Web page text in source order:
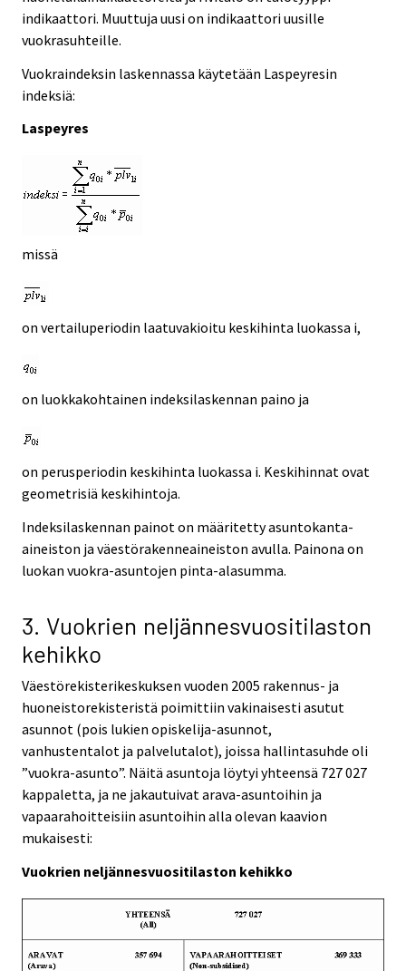
indikaattori. Muuttuja uusi on indikaattori uusille
vuokrasuhteille.
Vuokraindeksin laskennassa käytetään Laspeyresin
indeksiä:
Laspeyres
missä
on vertailuperiodin laatuvakioitu keskihinta luokassa i,
on luokkakohtainen indeksilaskennan paino ja
on perusperiodin keskihinta luokassa i. Keskihinnat ovat
geometrisiä keskihintoja.
Indeksilaskennan painot on määritetty asuntokanta-
aineiston ja väestörakenneaineiston avulla. Painona on
luokan vuokra-asuntojen pinta-alasumma.
3. Vuokrien neljännesvuositilaston
kehikko
Väestörekisterikeskuksen vuoden 2005 rakennus- ja
huoneistorekisteristä poimittiin vakinaisesti asutut
asunnot (pois lukien opiskelija-asunnot,
vanhustentalot ja palvelutalot), joissa hallintasuhde oli
”vuokra-asunto”. Näitä asuntoja löytyi yhteensä 727 027
kappaletta, ja ne jakautuivat arava-asuntoihin ja
vapaarahoitteisiin asuntoihin alla olevan kaavion
mukaisesti:
Vuokrien neljännesvuositilaston kehikko